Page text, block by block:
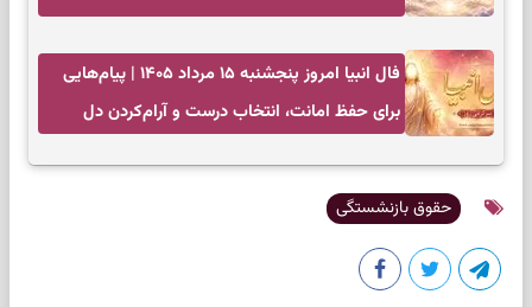
فال انبیا امروز پنجشنبه ۱۵ مرداد ۱۴۰۵ | پیام‌هایی
برای حفظ امانت، انتخاب درست و آرام‌کردن دل
حقوق بازنشستگی